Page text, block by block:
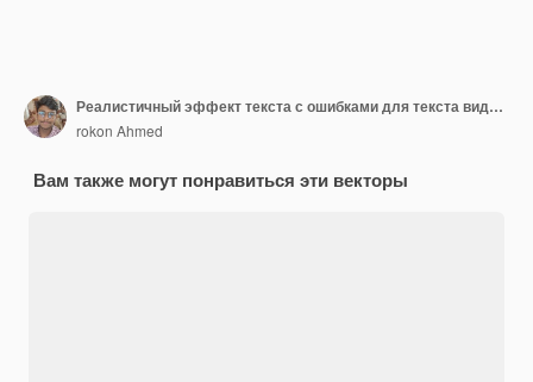
Реалистичный эффект текста с ошибками для текста видеоигр для редактируемого шрифта Cyber Monad vhs
rokon Ahmed
Вам также могут понравиться эти векторы